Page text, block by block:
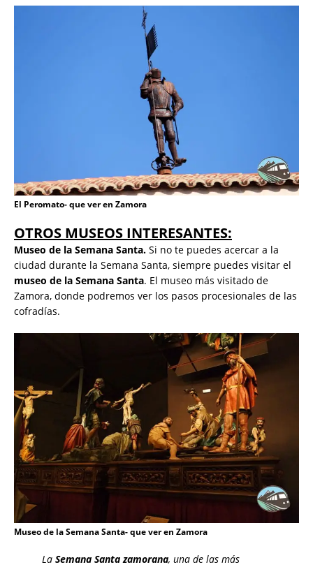
El Peromato- que ver en Zamora
OTROS MUSEOS INTERESANTES:
Museo de la Semana Santa. Si no te puedes acercar a la
ciudad durante la Semana Santa, siempre puedes visitar el
museo de la Semana Santa. El museo más visitado de
Zamora, donde podremos ver los pasos procesionales de las
cofradías.
Museo de la Semana Santa- que ver en Zamora
La Semana Santa zamorana, una de las más